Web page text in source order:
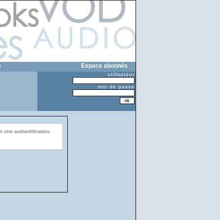
Espace abonnés
utilisateur
mot de passe
une authentification.